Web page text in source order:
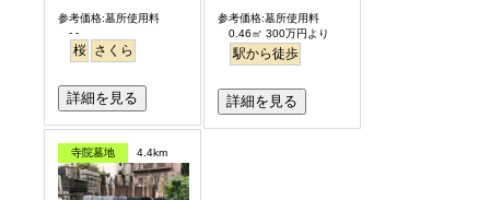
参考価格:墓所使用料
- -
桜 さくら
詳細を見る
参考価格:墓所使用料
0.46㎡ 300万円より
駅から徒歩
詳細を見る
寺院墓地 4.4km